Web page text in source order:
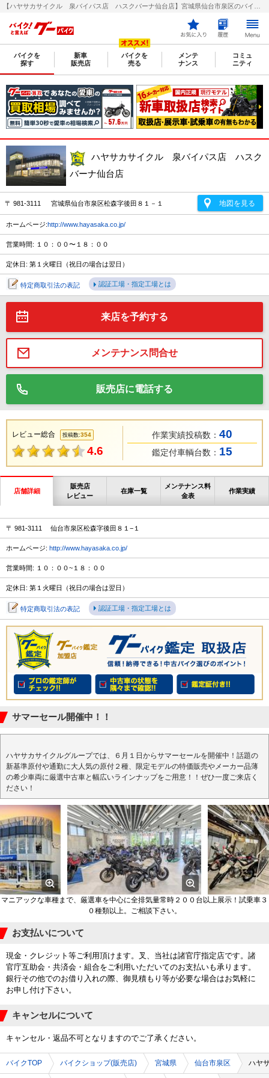
バイクを
探す
新車
販売店
バイクを
売る
メンテ
ナンス
コミュ
ニティ
ハヤサカサイクル 泉バイパス店 ハスク
バーナ仙台店
〒 981-3111 宮城県仙台市泉区松森字後田８１－１ 地図を見る
ホームページ:http://www.hayasaka.co.jp/
営業時間: １０：００〜１８：００
定休日: 第１火曜日（祝日の場合は翌日）
特定商取引法の表記 認証工場・指定工場とは
来店を予約する
メンテナンス問合せ
販売店に電話する
レビュー総合 投稿数:354
4.6
作業実績投稿数： 40
鑑定付車輌台数： 15
店舗詳細
販売店
レビュー
在庫一覧
メンテナンス料
金表
作業実績
〒 981-3111 仙台市泉区松森字後田８１−１
ホームページ: http://www.hayasaka.co.jp/
営業時間: １０：００~１８：００
定休日: 第１火曜日（祝日の場合は翌日）
特定商取引法の表記 認証工場・指定工場とは
サマーセール開催中！！
ハヤサカサイクルグループでは、６月１日からサマーセールを開催中！話題の
新基準原付や通勤に大人気の原付２種、限定モデルの特価販売やメーカー品薄
の希少車両に厳選中古車と幅広いラインナップをご用意！！ぜひ一度ご来店く
ださい！
マニアックな車種まで、厳選車を中心に全排気量常時２００台以上展示！試乗車３
０種類以上。ご相談下さい。
お支払いについて
現金・クレジット等ご利用頂けます。叉、当社は諸官庁指定店です。諸
官庁互助会・共済会・組合をご利用いただいてのお支払いも承ります。
銀行その他でのお借り入れの際、御見積もり等が必要な場合はお気軽に
お申し付け下さい。
キャンセルについて
キャンセル・返品不可となりますのでご了承ください。
バイクTOP バイクショップ(販売店) 宮城県 仙台市泉区 ハヤ